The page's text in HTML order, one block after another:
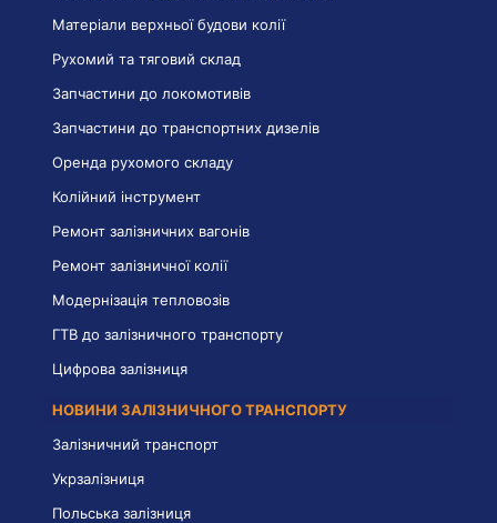
Матеріали верхньої будови колії
Рухомий та тяговий склад
Запчастини до локомотивів
Запчастини до транспортних дизелів
Оренда рухомого складу
Колійний інструмент
Ремонт залізничних вагонів
Ремонт залізничної колії
Модернізація тепловозів
ГТВ до залізничного транспорту
Цифрова залізниця
НОВИНИ ЗАЛІЗНИЧНОГО ТРАНСПОРТУ
Залізничний транспорт
Укрзалізниця
Польська залізниця